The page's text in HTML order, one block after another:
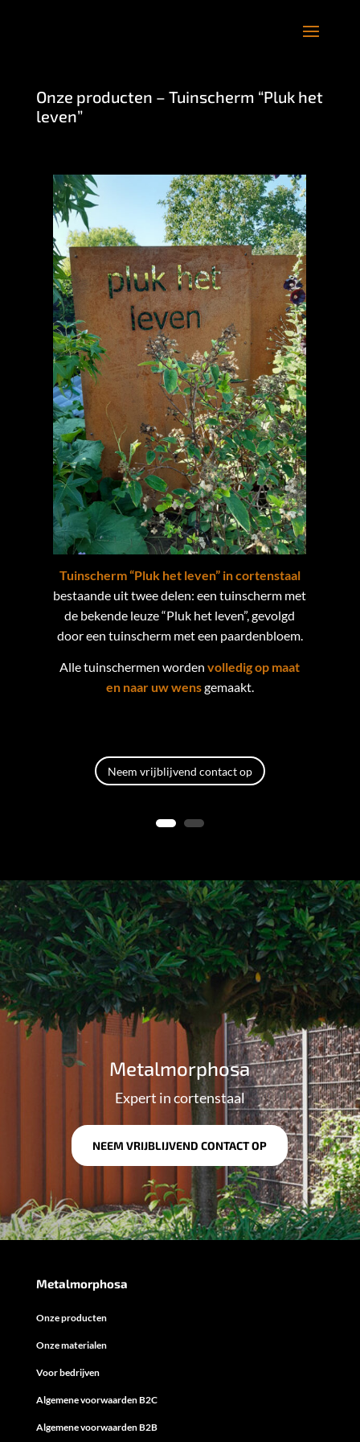
Onze producten – Tuinscherm “Pluk het
leven”
Tuinscherm “Pluk het leven” in cortenstaal
bestaande uit twee delen: een tuinscherm met
de bekende leuze “Pluk het leven”, gevolgd
door een tuinscherm met een paardenbloem.
Alle tuinschermen wordenvolledig op maat
en naar uw wensgemaakt.
Neem vrijblijvend contact op
Metalmorphosa
Expert in cortenstaal
NEEM VRIJBLIJVEND CONTACT OP
Metalmorphosa
Onze producten
Onze materialen
Voor bedrijven
Algemene voorwaarden B2C
Algemene voorwaarden B2B